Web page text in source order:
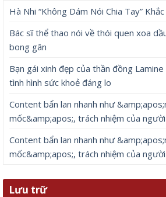
Hà Nhi “Không Dám Nói Chia Tay”
Bác sĩ thể thao nói về thói quen xoa
bong gân
Bạn gái xinh đẹp của thần đồng
tình hình sức khoẻ đáng lo
Content bẩn lan nhanh như
mốc&amp;apos;, trách nhiệm của
Content bẩn lan nhanh như
mốc&amp;apos;, trách nhiệm của
Lưu trữ